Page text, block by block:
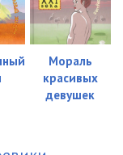
30:55
35:58
Мораль
красивых
девушек